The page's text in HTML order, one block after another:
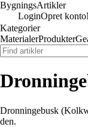
BygningsArtikler
LoginOpret konto
Kategorier
MaterialerProdukter
Dronningebusk
den.